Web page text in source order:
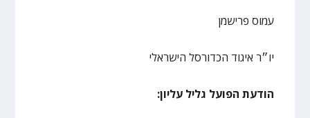
עמוס פרישמן
יו״ר איגוד הכדורסל הישראלי
הודעת הפועל גליל עליון: